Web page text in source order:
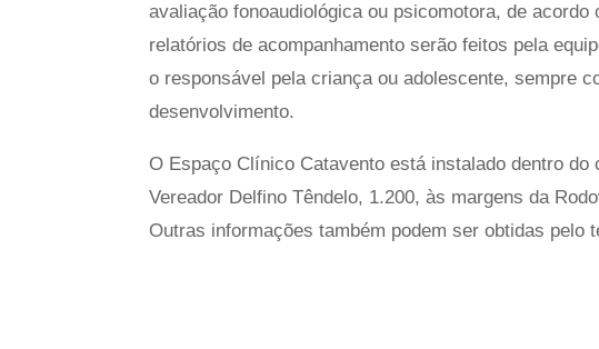
avaliação fonoaudiológica ou psicomotora, de
relatórios de acompanhamento serão feitos pela
o responsável pela criança ou adolescente, sempre
desenvolvimento.
O Espaço Clínico Catavento está instalado dentro
Vereador Delfino Têndelo, 1.200, às margens da
Outras informações também podem ser obtidas pelo